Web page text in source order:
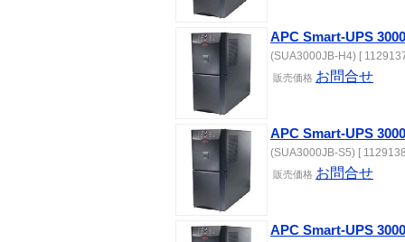
APC Smart-UPS
(SUA3000JB-H4) [
販売価格 お問合せ
APC Smart-UPS
(SUA3000JB-S5) [
販売価格 お問合せ
APC Smart-UPS